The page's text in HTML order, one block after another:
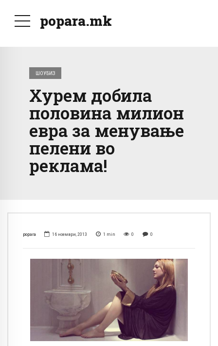
popara.mk
ШОУБИЗ
Хурем добила
половина милион
евра за менување
пелени во
реклама!
popara 16 ноември, 2013 1 min 0 0